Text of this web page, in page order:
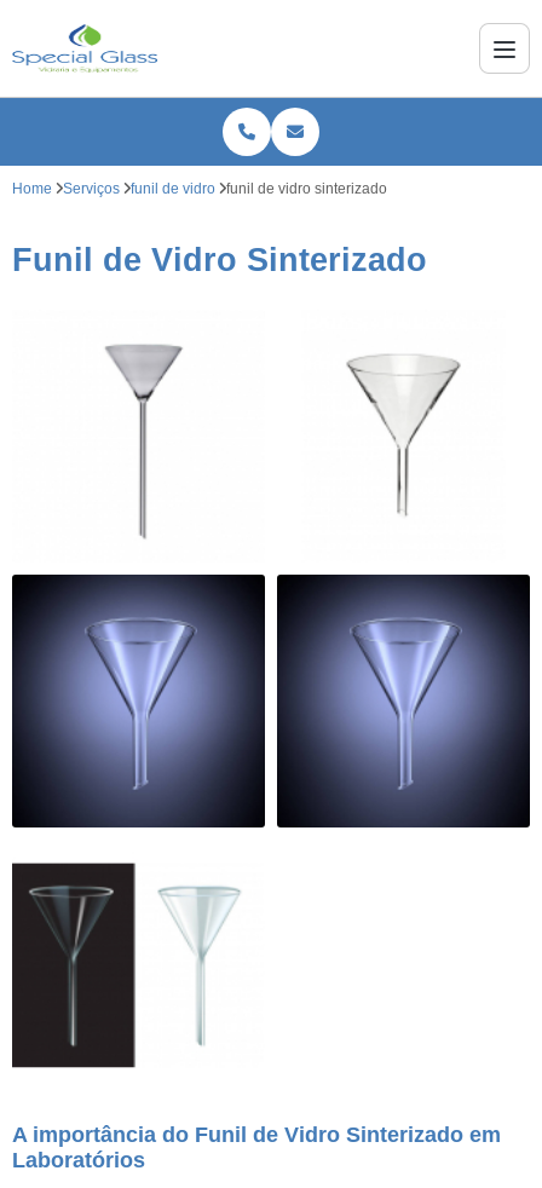
Home Serviços funil de vidro funil de vidro sinterizado
Funil de Vidro Sinterizado
A importância do Funil de Vidro Sinterizado em
Laboratórios